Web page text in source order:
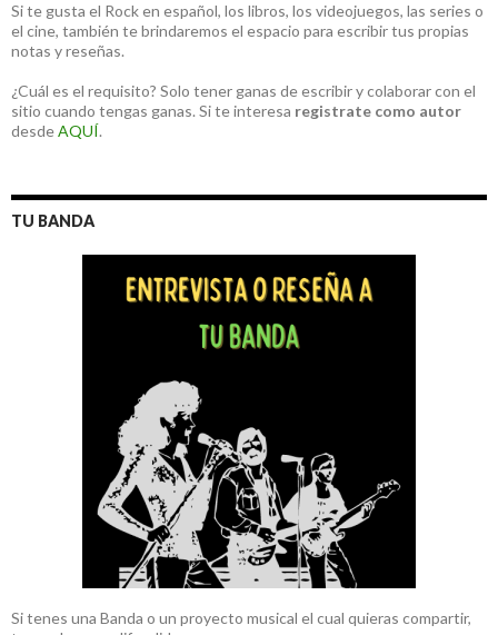
Si te gusta el Rock en español, los libros, los videojuegos, las series o
el cine, también te brindaremos el espacio para escribir tus propias
notas y reseñas.
¿Cuál es el requisito? Solo tener ganas de escribir y colaborar con el
sitio cuando tengas ganas. Si te interesa registrate como autor
desdeAQUÍ.
TU BANDA
Si tenes una Banda o un proyecto musical el cual quieras compartir,